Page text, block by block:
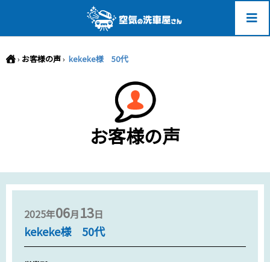
› お客様の声› kekeke様 50代
お客様の声
2025年06月13日
kekeke様 50代